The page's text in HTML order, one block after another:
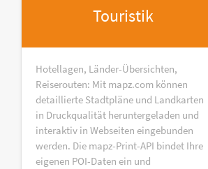
Touristik
Hotellagen, Länder-Übersichten,
Reiserouten: Mit mapz.com können
detaillierte Stadtpläne und Landkarten
in Druckqualität heruntergeladen und
interaktiv in Webseiten eingebunden
werden. Die mapz-Print-API bindet Ihre
eigenen POI-Daten ein und